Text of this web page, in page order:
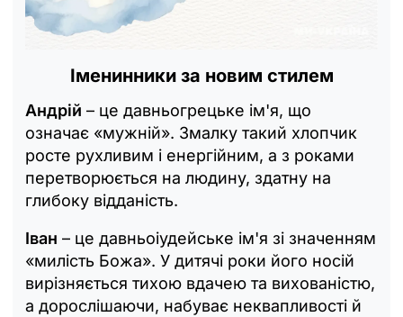
Іменинники за новим стилем
Андрій – це давньогрецьке ім'я, що
означає «мужній». Змалку такий хлопчик
росте рухливим і енергійним, а з роками
перетворюється на людину, здатну на
глибоку відданість.
Іван – це давньоіудейське ім'я зі значенням
«милість Божа». У дитячі роки його носій
вирізняється тихою вдачею та вихованістю,
а дорослішаючи, набуває неквапливості й